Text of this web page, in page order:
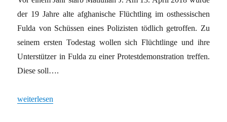
der 19 Jahre alte afghanische Flüchtling im osthessischen
Fulda von Schüssen eines Polizisten tödlich getroffen. Zu
seinem ersten Todestag wollen sich Flüchtlinge und ihre
Unterstützer in Fulda zu einer Protestdemonstration treffen.
Diese soll….
„Kritik unerwünscht“
weiterlesen